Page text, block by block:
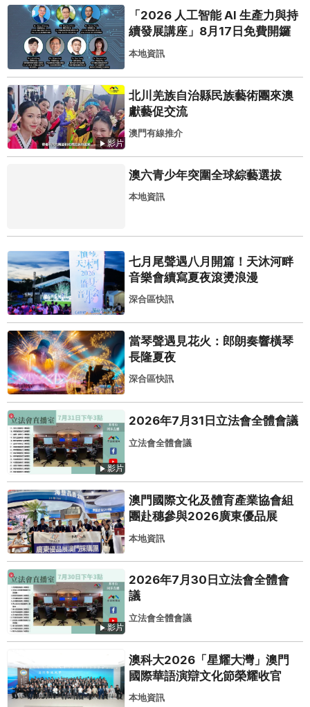
「2026 人工智能 AI 生產力與持
續發展講座」8月17日免費開鑼
本地資訊
影片
北川羌族自治縣民族藝術團來澳
獻藝促交流
澳門有線推介
澳六青少年突圍全球綜藝選拔
本地資訊
七月尾聲遇八月開篇！天沐河畔
音樂會續寫夏夜滾燙浪漫
深合區快訊
當琴聲遇見花火：郎朗奏響橫琴
長隆夏夜
深合區快訊
影片
2026年7月31日立法會全體會議
立法會全體會議
澳門國際文化及體育產業協會組
團赴穗參與2026廣東優品展
本地資訊
影片
2026年7月30日立法會全體會
議
立法會全體會議
澳科大2026「星耀大灣」澳門
國際華語演辯文化節榮耀收官
本地資訊